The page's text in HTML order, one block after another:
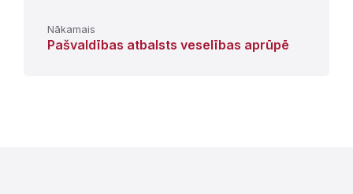
Nākamais
Pašvaldības atbalsts veselības aprūpē